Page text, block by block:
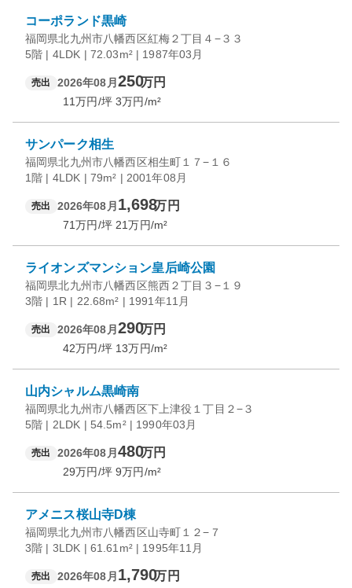
コーポランド黒崎
福岡県北九州市八幡西区紅梅２丁目４−３３
5階 | 4LDK | 72.03m² | 1987年03月
売出 2026年08月 250万円
11万円/坪 3万円/m²
サンパーク相生
福岡県北九州市八幡西区相生町１７−１６
1階 | 4LDK | 79m² | 2001年08月
売出 2026年08月 1,698万円
71万円/坪 21万円/m²
ライオンズマンション皇后崎公園
福岡県北九州市八幡西区熊西２丁目３−１９
3階 | 1R | 22.68m² | 1991年11月
売出 2026年08月 290万円
42万円/坪 13万円/m²
山内シャルム黒崎南
福岡県北九州市八幡西区下上津役１丁目２−３
5階 | 2LDK | 54.5m² | 1990年03月
売出 2026年08月 480万円
29万円/坪 9万円/m²
アメニス桜山寺D棟
福岡県北九州市八幡西区山寺町１２−７
3階 | 3LDK | 61.61m² | 1995年11月
売出 2026年08月 1,790万円